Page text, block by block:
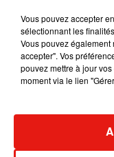
7
Vous pouvez accepter
sélectionnant les
Vous pouvez
accepter". Vos
pouvez mettre à jour
moment via le lien